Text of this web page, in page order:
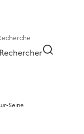
Rechercher
Seine